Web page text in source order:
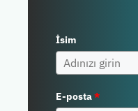
İsim
E-posta*